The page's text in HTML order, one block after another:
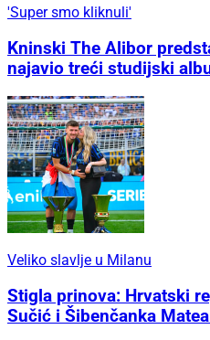
'Super smo kliknuli'
Kninski The Alibor
najavio treći studijski
Veliko slavlje u Milanu
Stigla prinova: Hrvatski
Sučić i Šibenčanka